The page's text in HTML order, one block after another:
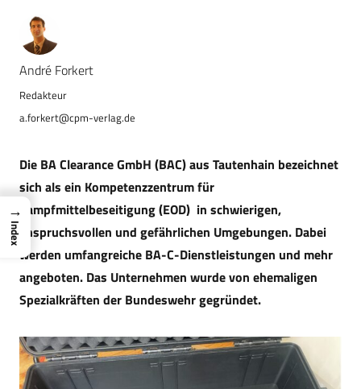
André Forkert
a.forkert@cpm-verlag.de
Die BA Clearance GmbH (BAC) aus Tautenhain bezeichnet
sich als ein Kompetenzzentrum für
Kampfmittelbeseitigung (EOD) in schwierigen,
anspruchsvollen und gefährlichen Umgebungen. Dabei
werden umfangreiche BA-C-Dienstleistungen und mehr
angeboten. Das Unternehmen wurde von ehemaligen
Spezialkräften der Bundeswehr gegründet.
→
Index